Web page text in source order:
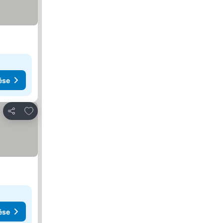
Megosztás
Hozzáadás a kedvencekhez